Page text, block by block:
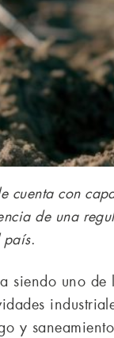
cuenta con
de una
país.
siendo uno
y